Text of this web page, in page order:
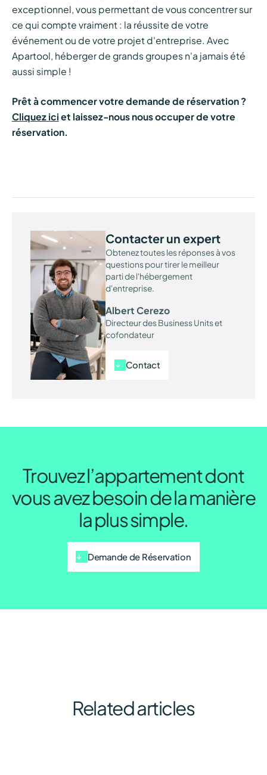
exceptionnel, vous permettant de vous concentrer sur
ce qui compte vraiment : la réussite de votre
événement ou de votre projet d'entreprise. Avec
Apartool, héberger de grands groupes n'a jamais été
aussi simple !
Prêt à commencer votre demande de réservation ?
Cliquez ici et laissez-nous nous occuper de votre
réservation.
Contacter un expert
Obtenez toutes les réponses à vos
questions pour tirer le meilleur
parti de l'hébergement
d'entreprise.
Albert Cerezo
Directeur des Business Units et
cofondateur
Contact
Trouvez l’appartement dont
vous avez besoin de la manière
la plus simple.
Demande de Réservation
Related articles